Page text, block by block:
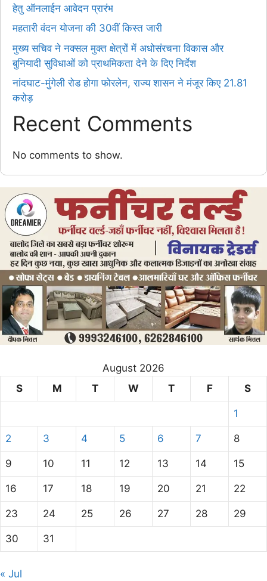
हेतु ऑनलाईन आवेदन प्रारंभ
महतारी वंदन योजना की 30वीं किस्त जारी
मुख्य सचिव ने नक्सल मुक्त क्षेत्रों में अधोसंरचना विकास और
बुनियादी सुविधाओं को प्राथमिकता देने के दिए निर्देश
नांदघाट-मुंगेली रोड होगा फोरलेन, राज्य शासन ने मंजूर किए 21.81
करोड़
Recent Comments
No comments to show.
August 2026
S
M T W T F S
1
2 3 4 5 6 7 8
9 10 11 12 13 14 15
16 17 18 19 20 21 22
23 24 25 26 27 28 29
30 31
« Jul